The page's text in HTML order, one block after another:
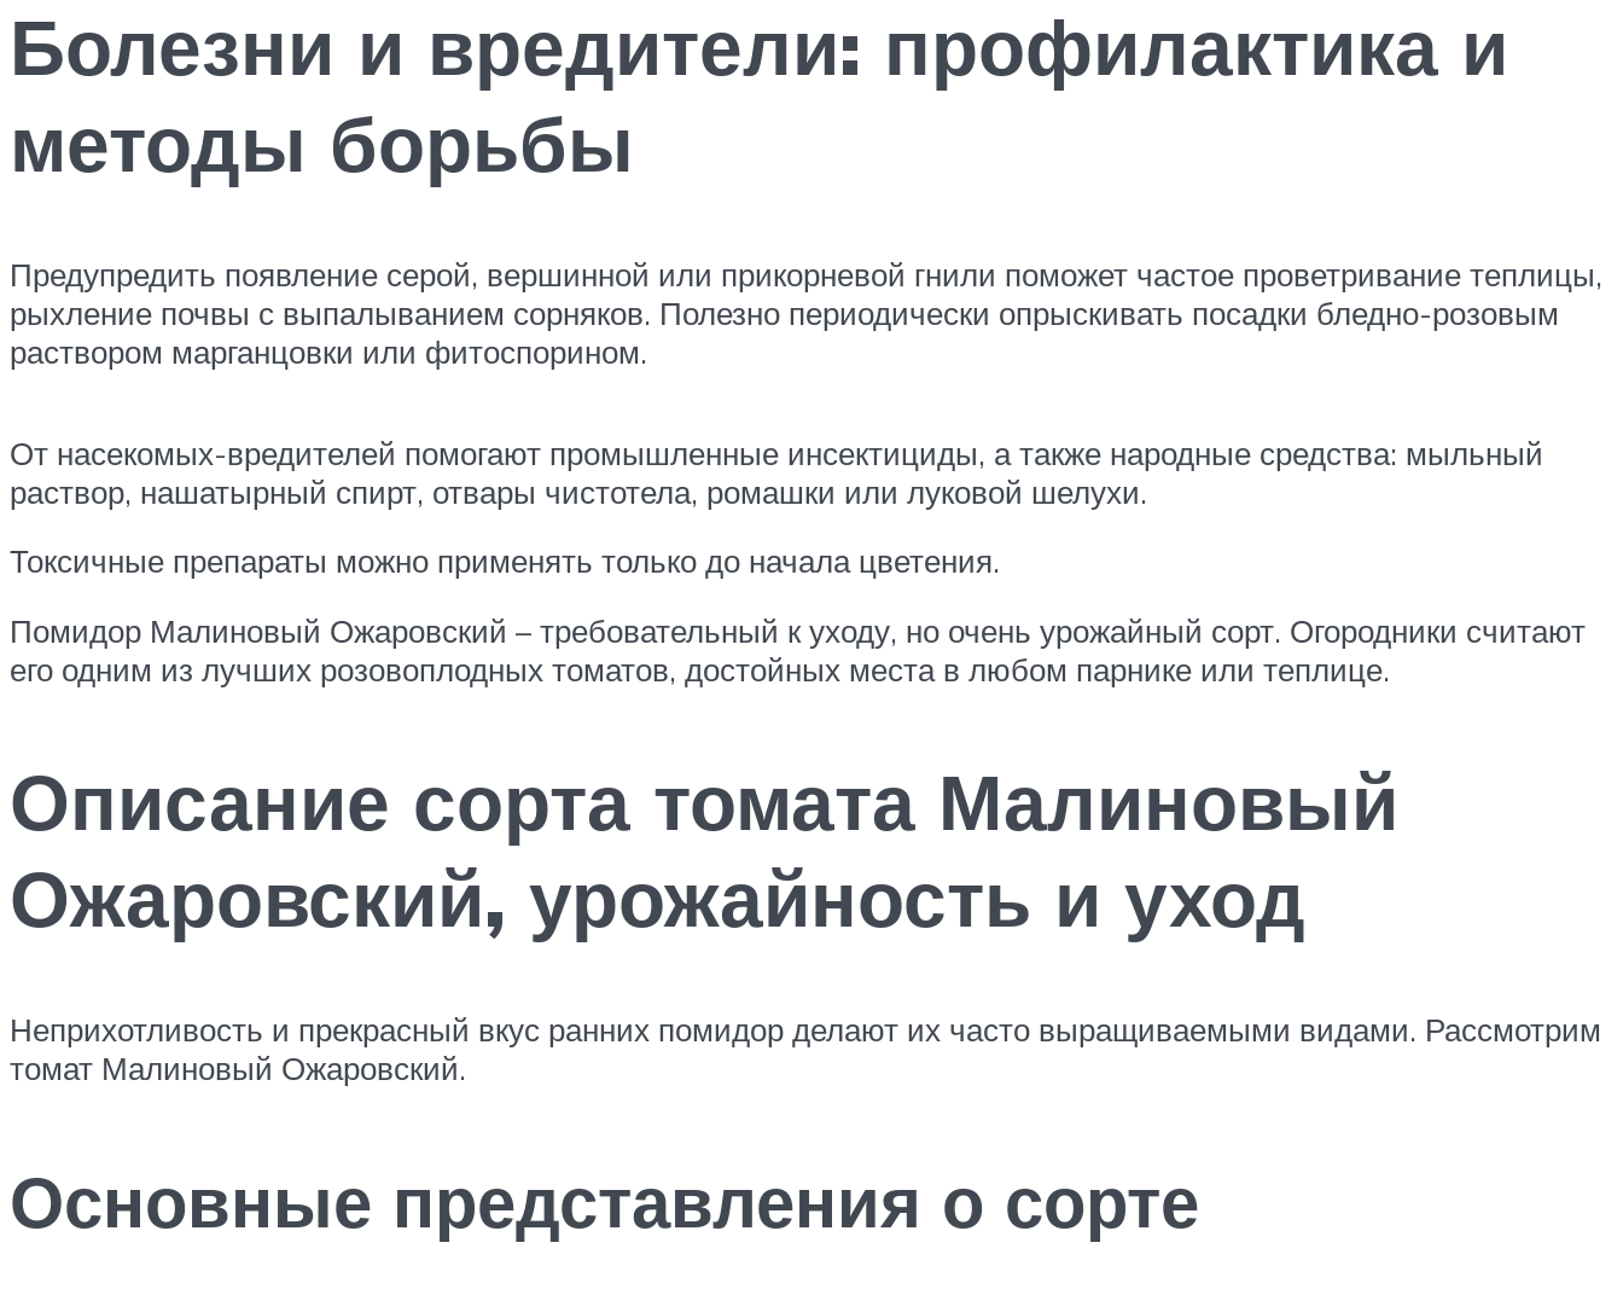
Болезни и вредители: профилактика и
методы борьбы
Предупредить появление серой, вершинной или прикорневой гнили поможет частое проветривание теплицы,
рыхление почвы с выпалыванием сорняков. Полезно периодически опрыскивать посадки бледно-розовым
раствором марганцовки или фитоспорином.
От насекомых-вредителей помогают промышленные инсектициды, а также народные средства: мыльный
раствор, нашатырный спирт, отвары чистотела, ромашки или луковой шелухи.
Токсичные препараты можно применять только до начала цветения.
Помидор Малиновый Ожаровский – требовательный к уходу, но очень урожайный сорт. Огородники считают
его одним из лучших розовоплодных томатов, достойных места в любом парнике или теплице.
Описание сорта томата Малиновый
Ожаровский, урожайность и уход
Неприхотливость и прекрасный вкус ранних помидор делают их часто выращиваемыми видами. Рассмотрим
томат Малиновый Ожаровский.
Основные представления о сорте